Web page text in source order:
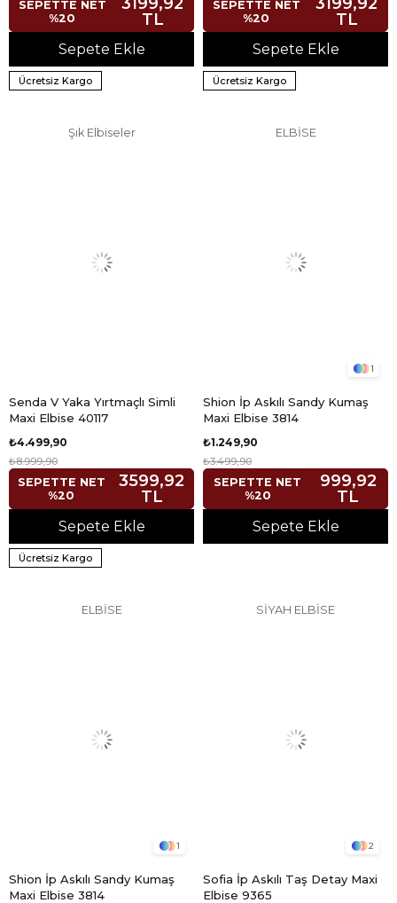
SEPETTE NET
%20
TL
Sepete Ekle
Ücretsiz Kargo
SEPETTE NET
%20
TL
Sepete Ekle
Ücretsiz Kargo
Şık Elbiseler
Senda V Yaka Yırtmaçlı Simli
Maxi Elbise 40117
₺4.499,90
₺8.999,90
SEPETTE NET
%20
3599,92
TL
Sepete Ekle
Ücretsiz Kargo
ELBİSE
1
Shion İp Askılı Sandy Kumaş
Maxi Elbise 3814
₺1.249,90
₺3.499,90
SEPETTE NET
%20
999,92
TL
Sepete Ekle
ELBİSE
1
Shion İp Askılı Sandy Kumaş
Maxi Elbise 3814
SİYAH ELBİSE
2
Sofia İp Askılı Taş Detay Maxi
Elbise 9365